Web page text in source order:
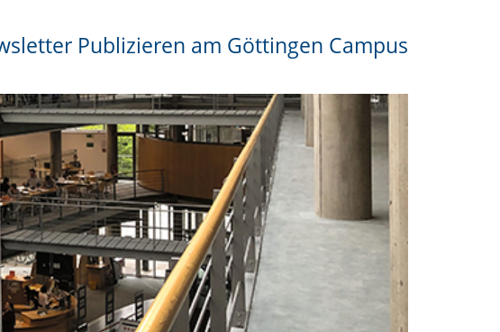
Publizieren am Göttingen Campus